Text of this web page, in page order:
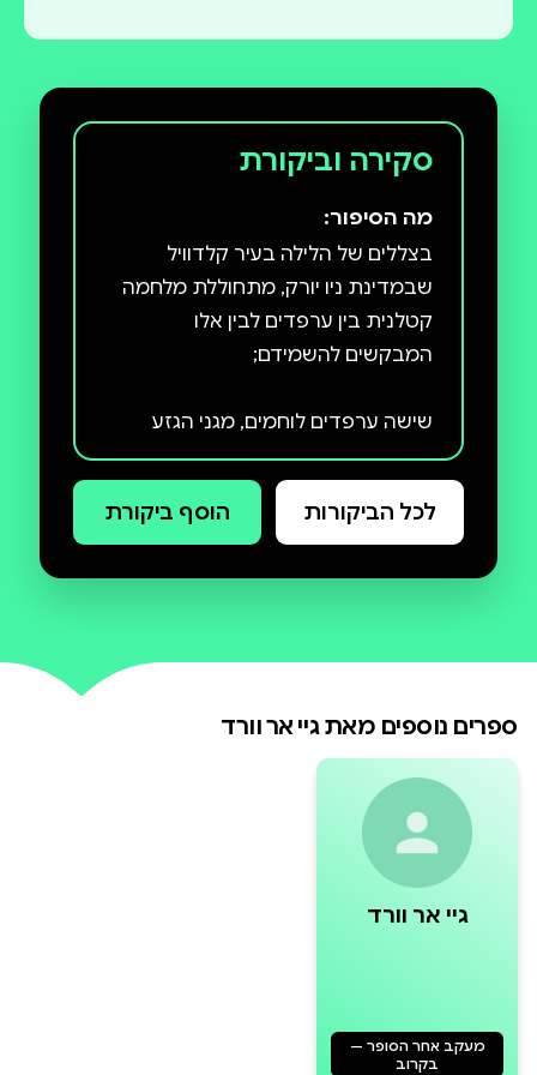
סקירה וביקורת
מה הסיפור:
בצללים של הלילה בעיר קלדוויל
שבמדינת ניו יורק, מתחוללת מלחמה
קטלנית בין ערפדים לבין אלו
שישה ערפדים לוחמים, מגני הגזע
שלהם, קשורים בברית סודית מעין
גם מאהב סוער ורעבונו אינו יודע
ופראית. נשלט על ידי הצד האפל, חרד
רייג' מהרגעים בהם הדרקון הפנימי
פורץ החוצה, והופך אותו לסכנה לכל מי
'מרי לוס', שרדה במהלך חייה, קשיים
רבים. היא מוצאת עצמה נשאבת בעל
קטלנית משלה, מרי אינה מחפשת
אהבה. היא כבר מזמן איבדה את
לכל הביקורות הוסף ביקורת
ספרים נוספים מאתגיי אר וורד
גיי אר וורד
מעקב אחר הסופר —
בקרוב